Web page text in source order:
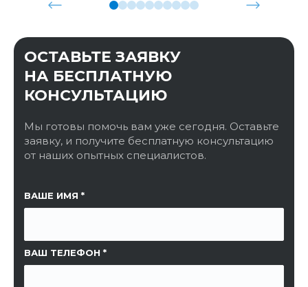
ОСТАВЬТЕ ЗАЯВКУ
НА БЕСПЛАТНУЮ
КОНСУЛЬТАЦИЮ
Мы готовы помочь вам уже сегодня. Оставьте
заявку, и получите бесплатную консультацию
от наших опытных специалистов.
ВАШЕ ИМЯ
ВАШ ТЕЛЕФОН
ССЫЛКА НА СТРАНИЦУ